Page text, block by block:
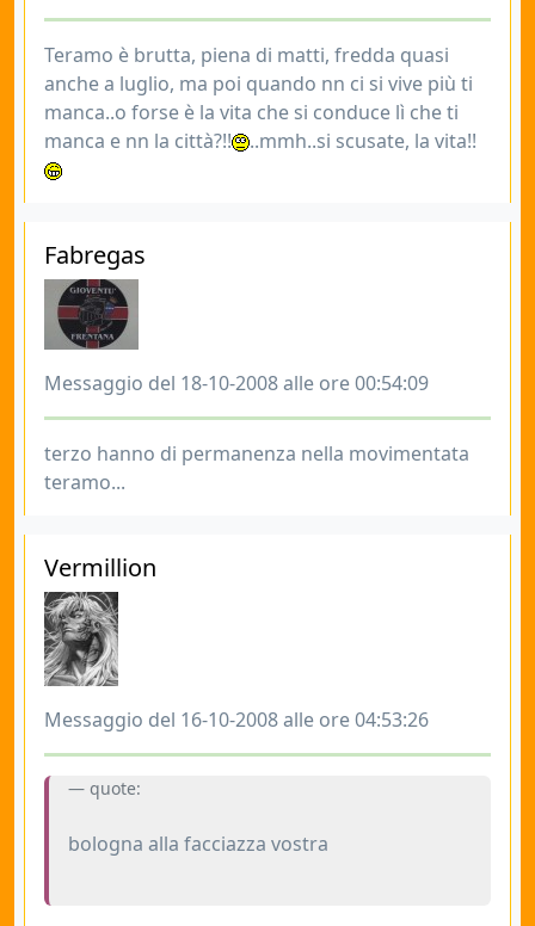
Teramo è brutta, piena di matti, fredda quasi
anche a luglio, ma poi quando nn ci si vive più ti
manca..o forse è la vita che si conduce lì che ti
manca e nn la città?!!
..mmh..si scusate, la vita!!
Fabregas
Messaggio del 18-10-2008 alle ore 00:54:09
terzo hanno di permanenza nella movimentata
teramo...
Vermillion
Messaggio del 16-10-2008 alle ore 04:53:26
quote:
bologna alla facciazza vostra